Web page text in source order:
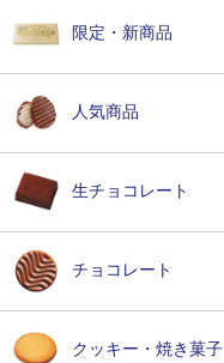
限定・新商品
人気商品
生チョコレート
チョコレート
クッキー・焼き菓子